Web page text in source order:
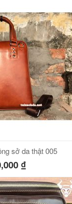
sở da thật 005
₫